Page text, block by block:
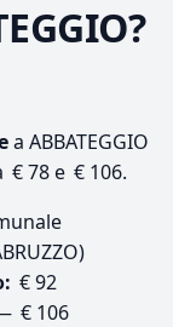
a ABBATEGGIO
78 e € 106.
€ 92
€ 106